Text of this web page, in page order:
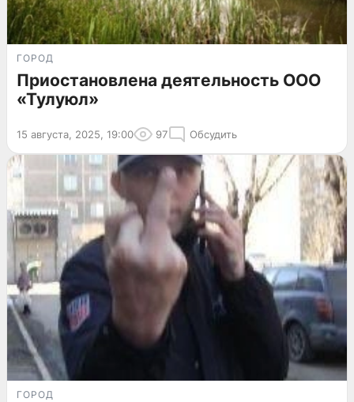
ГОРОД
Приостановлена деятельность ООО
«Тулуюл»
15 августа, 2025, 19:00 97 Обсудить
ГОРОД